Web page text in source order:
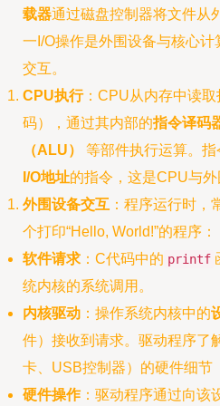
载器通过磁盘控制器将文件从
一I/O操作是外围设备与核心
交互。
CPU执行：CPU从内存中读
码），通过其内部的指令译码
（ALU）
等部件执行运算。
I/O地址的指令，这是CPU与外
外围设备交互 ：程序运行时，
个打印“Hello, World!”的程序：
软件请求 ：C代码中的 printf
统内核的系统调用。
内核驱动 ：操作系统内核中的
件）接收到请求。驱动程序了
卡、USB控制器）的硬件细节
硬件操作：驱动程序通过向该